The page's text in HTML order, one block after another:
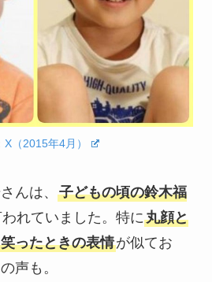
X（2015年4月）
んは、
子どもの頃の鈴木福
れていました。特に丸顔と
ったときの表情が似てお
声も。